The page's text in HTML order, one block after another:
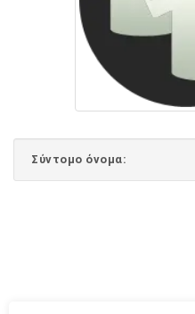
Σύντομο όνομα: